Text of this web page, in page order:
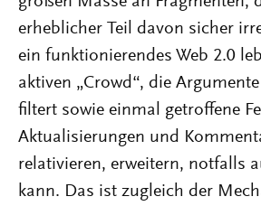
erheblicher Teil davon sicher
ein funktionierendes Web 2.0
aktiven „Crowd“, die
filtert sowie einmal getroffene
Aktualisierungen und
relativieren, erweitern, notfalls
kann. Das ist zugleich der